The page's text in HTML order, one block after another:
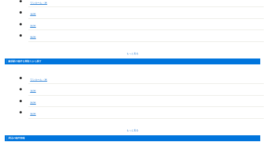
ワンルーム・1K
1LDK
2LDK
3LDK
もっと見る
蘇原駅の物件を間取りから探す
ワンルーム・1K
1LDK
2LDK
3LDK
もっと見る
周辺の物件情報